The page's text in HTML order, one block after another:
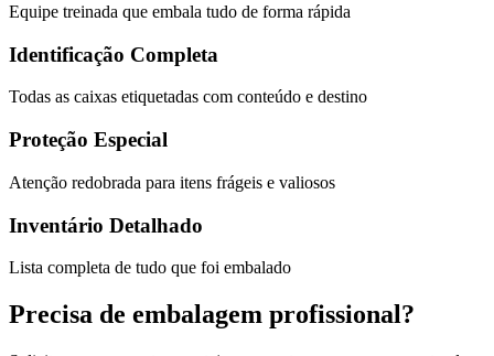
Equipe treinada que embala tudo de forma rápida
Identificação Completa
Todas as caixas etiquetadas com conteúdo e destino
Proteção Especial
Atenção redobrada para itens frágeis e valiosos
Inventário Detalhado
Lista completa de tudo que foi embalado
Precisa de embalagem profissional?